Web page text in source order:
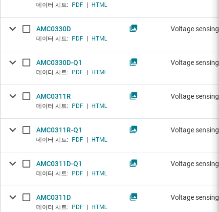
데이터 시트: PDF HTML
AMC0330D
데이터 시트: PDF HTML
Voltage sensing
AMC0330D-Q1
데이터 시트: PDF HTML
Voltage sensing
AMC0311R
데이터 시트: PDF HTML
Voltage sensing
AMC0311R-Q1
데이터 시트: PDF HTML
Voltage sensing
AMC0311D-Q1
데이터 시트: PDF HTML
Voltage sensing
AMC0311D
데이터 시트: PDF HTML
Voltage sensing